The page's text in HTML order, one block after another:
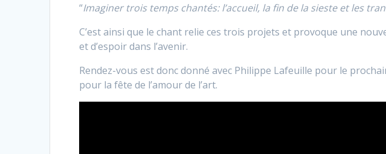
“Imaginer trois temps chantés: l’accueil, la fin de la sieste et les
C’est ainsi que le chant relie ces trois projets et provoque une
et d’espoir dans l’avenir.
Rendez-vous est donc donné avec Philippe Lafeuille pour le
pour la fête de l’amour de l’art.